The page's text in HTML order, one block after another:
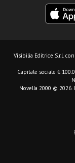
Visibilia Editrice S.r.l.
Capitale sociale €
Novella 2000 ©